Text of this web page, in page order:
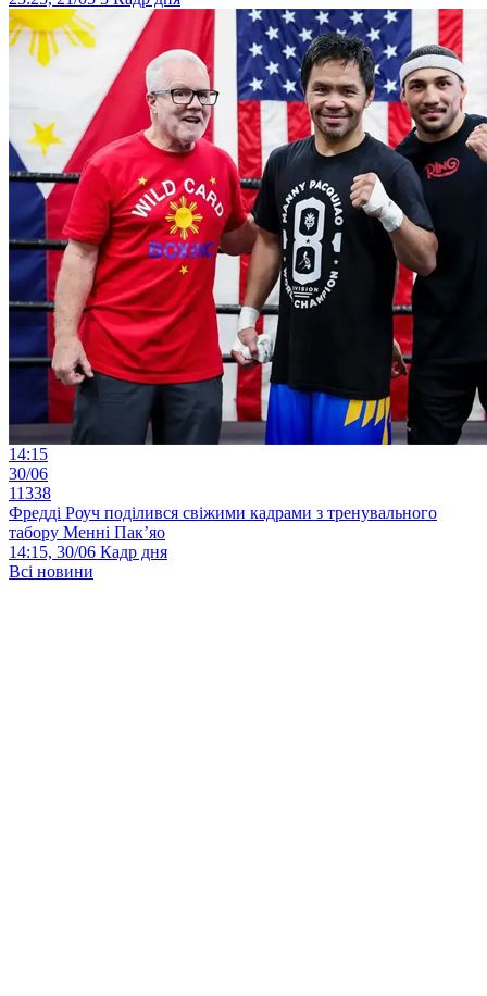
14:15
30/06
11338
Фредді Роуч поділився свіжими кадрами з тренувального
табору Менні Пак’яо
14:15, 30/06 Кадр дня
Всі новини